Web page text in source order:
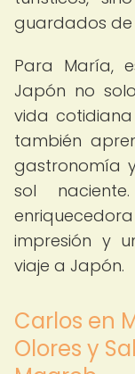
guardados de
Para María,
Japón no
vida
también
gastronomía
sol
impresión y
viaje a Japón.
Carlos en
Olores y